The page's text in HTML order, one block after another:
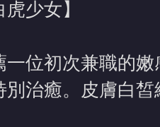
少女】
一位初次兼職的
別治癒。皮膚白